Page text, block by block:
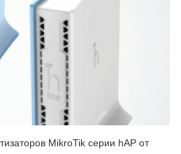
MikroTik серии hAP от